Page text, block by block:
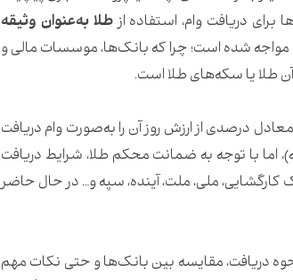
دریافت وام، استفاده ازطلا به‌عنوان وثیقه
سال ۱۴۰۴، با استقبال چشمگیری مواجه شده است؛ چرا که بانک‌ها، موسسات مالی و
طلا یا سکه‌های طلا است.
درصدی از ارزش روز آن را به‌صورت وام دریافت
وام‌ها معمولاً بازپرداخت کوتاه‌مدت دارند (مثلاً ۶ تا ۱۲ ماهه)، اما با توجه به ضمانت محکم طلا، شرایط دریافت
ملی، ملت، آینده، سپه و… در حال حاضر
نحوه دریافت، مقایسه بین بانک‌ها و حتی نکات مهم